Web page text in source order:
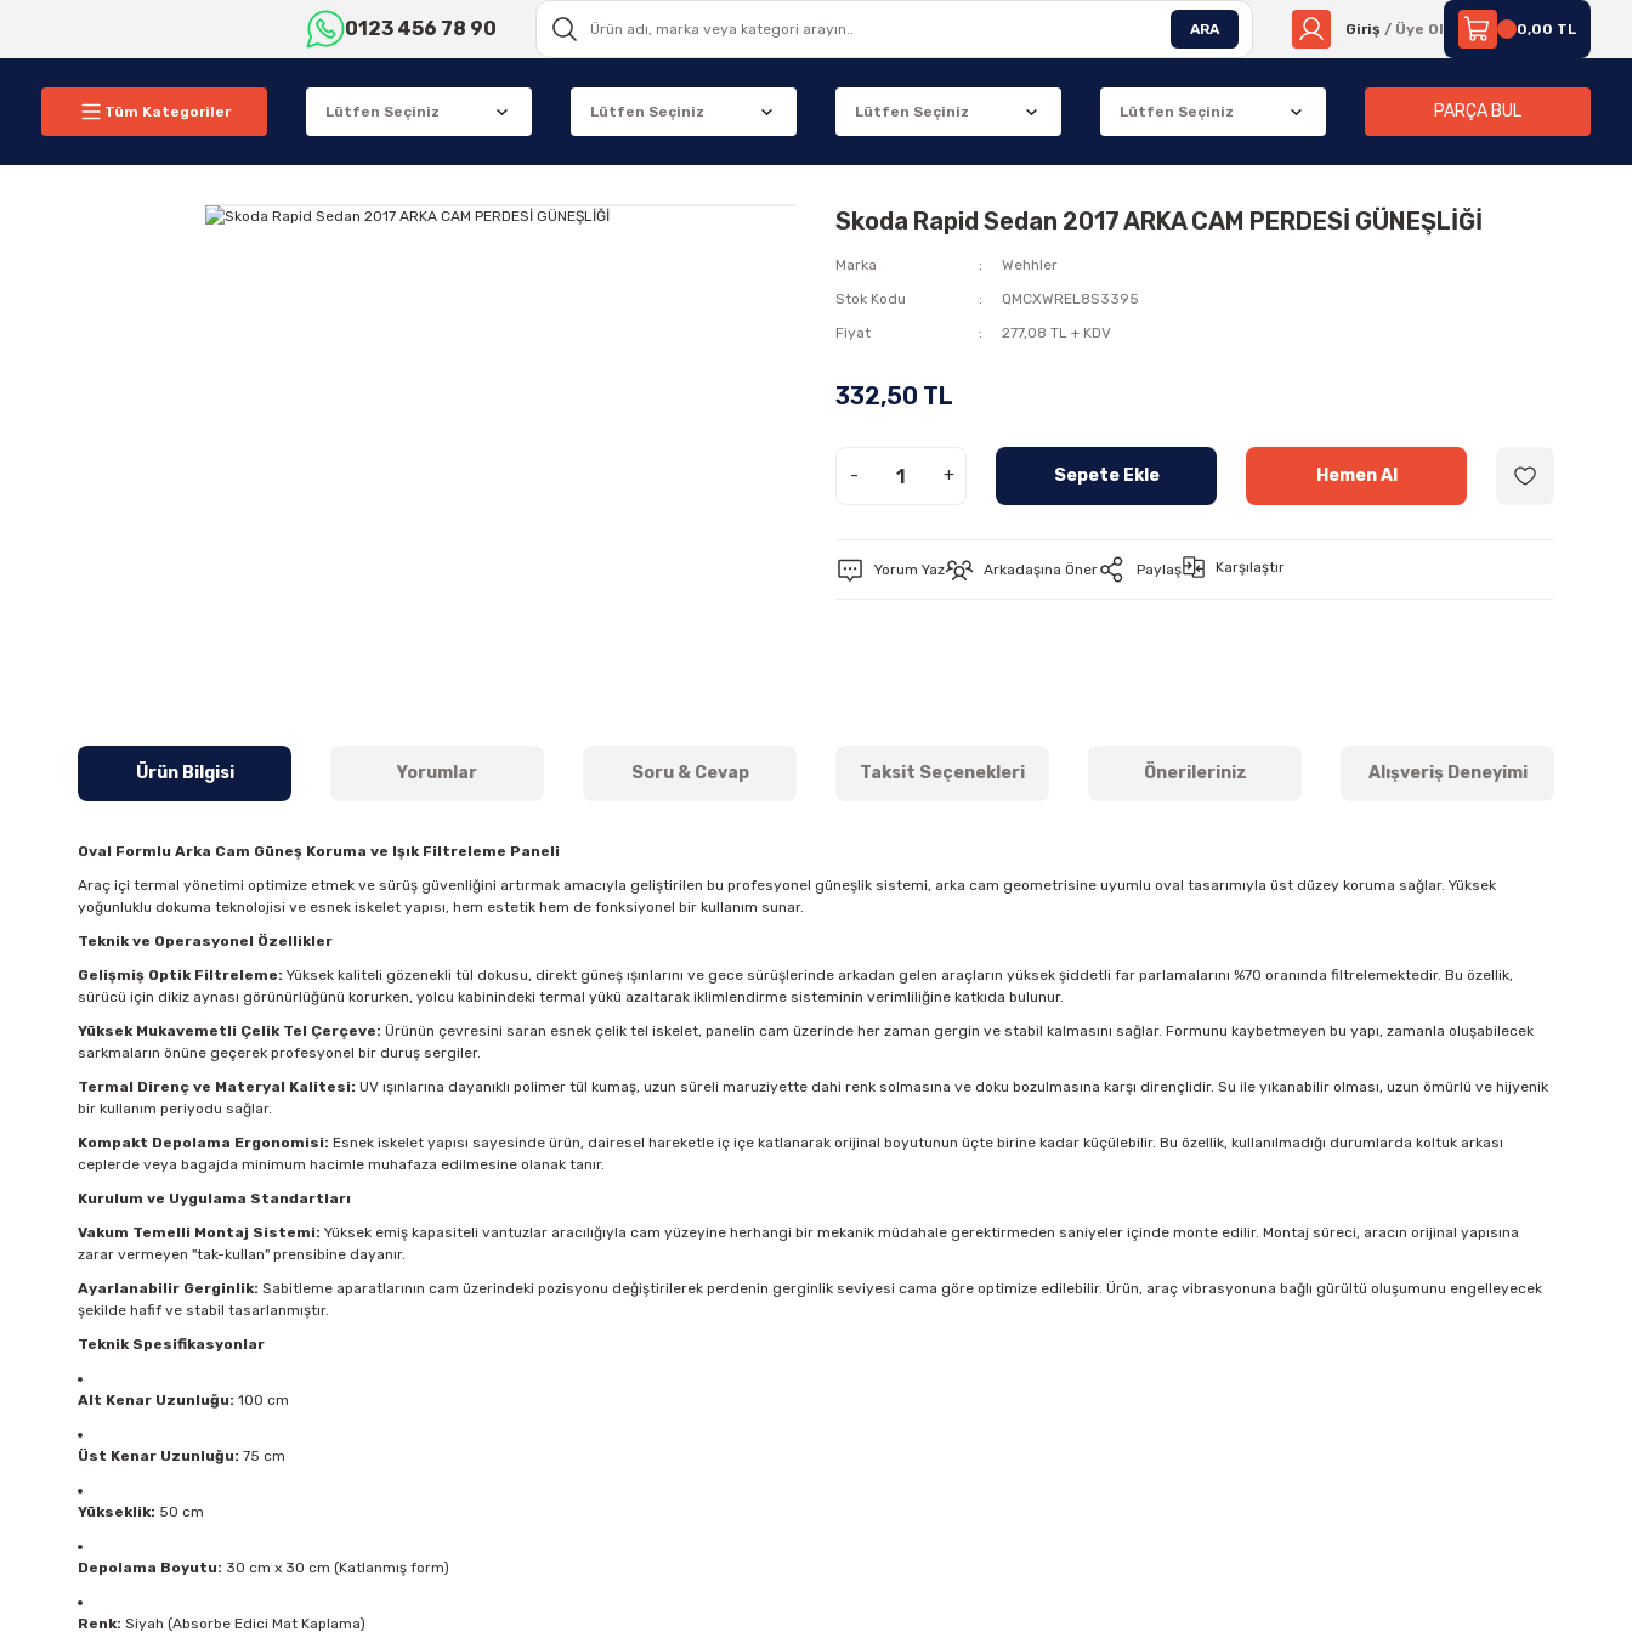
0123 456 78 90 ARA Giriş / Üye Ol 0,00 TL
Tüm Kategoriler PARÇA BUL
Skoda Rapid Sedan 2017 ARKA CAM PERDESİ GÜNEŞLİĞİ
Marka
Wehhler
Stok Kodu
QMCXWREL8S3395
Fiyat
277,08 TL + KDV
332,50 TL
- + Sepete Ekle Hemen Al
Yorum Yaz Arkadaşına Öner Paylaş Karşılaştır
Ürün Bilgisi Yorumlar Soru & Cevap Taksit Seçenekleri Önerileriniz Alışveriş Deneyimi
Oval Formlu Arka Cam Güneş Koruma ve Işık Filtreleme Paneli
Araç içi termal yönetimi optimize etmek ve sürüş güvenliğini artırmak amacıyla geliştirilen bu profesyonel güneşlik sistemi, arka cam geometrisine uyumlu oval tasarımıyla üst düzey koruma sağlar. Yüksek
yoğunluklu dokuma teknolojisi ve esnek iskelet yapısı, hem estetik hem de fonksiyonel bir kullanım sunar.
Teknik ve Operasyonel Özellikler
Gelişmiş Optik Filtreleme: Yüksek kaliteli gözenekli tül dokusu, direkt güneş ışınlarını ve gece sürüşlerinde arkadan gelen araçların yüksek şiddetli far parlamalarını %70 oranında filtrelemektedir. Bu özellik,
sürücü için dikiz aynası görünürlüğünü korurken, yolcu kabinindeki termal yükü azaltarak iklimlendirme sisteminin verimliliğine katkıda bulunur.
Yüksek Mukavemetli Çelik Tel Çerçeve: Ürünün çevresini saran esnek çelik tel iskelet, panelin cam üzerinde her zaman gergin ve stabil kalmasını sağlar. Formunu kaybetmeyen bu yapı, zamanla oluşabilecek
sarkmaların önüne geçerek profesyonel bir duruş sergiler.
Termal Direnç ve Materyal Kalitesi: UV ışınlarına dayanıklı polimer tül kumaş, uzun süreli maruziyette dahi renk solmasına ve doku bozulmasına karşı dirençlidir. Su ile yıkanabilir olması, uzun ömürlü ve hijyenik
bir kullanım periyodu sağlar.
Kompakt Depolama Ergonomisi: Esnek iskelet yapısı sayesinde ürün, dairesel hareketle iç içe katlanarak orijinal boyutunun üçte birine kadar küçülebilir. Bu özellik, kullanılmadığı durumlarda koltuk arkası
ceplerde veya bagajda minimum hacimle muhafaza edilmesine olanak tanır.
Kurulum ve Uygulama Standartları
Vakum Temelli Montaj Sistemi: Yüksek emiş kapasiteli vantuzlar aracılığıyla cam yüzeyine herhangi bir mekanik müdahale gerektirmeden saniyeler içinde monte edilir. Montaj süreci, aracın orijinal yapısına
zarar vermeyen "tak-kullan" prensibine dayanır.
Ayarlanabilir Gerginlik: Sabitleme aparatlarının cam üzerindeki pozisyonu değiştirilerek perdenin gerginlik seviyesi cama göre optimize edilebilir. Ürün, araç vibrasyonuna bağlı gürültü oluşumunu engelleyecek
şekilde hafif ve stabil tasarlanmıştır.
Teknik Spesifikasyonlar
Alt Kenar Uzunluğu: 100 cm
Üst Kenar Uzunluğu: 75 cm
Yükseklik: 50 cm
Depolama Boyutu: 30 cm x 30 cm (Katlanmış form)
Renk: Siyah (Absorbe Edici Mat Kaplama)